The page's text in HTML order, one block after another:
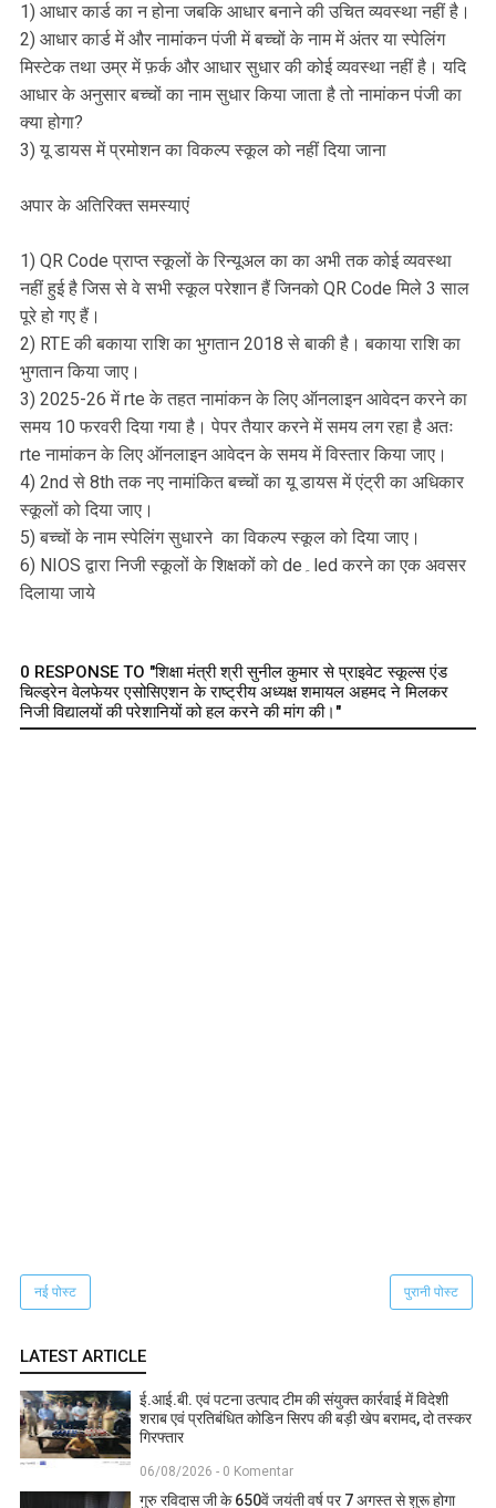
1) आधार कार्ड का न होना जबकि आधार बनाने की उचित व्यवस्था नहीं है।
2) आधार कार्ड में और नामांकन पंजी में बच्चों के नाम में अंतर या स्पेलिंग
मिस्टेक तथा उम्र में फ़र्क और आधार सुधार की कोई व्यवस्था नहीं है। यदि
आधार के अनुसार बच्चों का नाम सुधार किया जाता है तो नामांकन पंजी का
क्या होगा?
3) यू डायस में प्रमोशन का विकल्प स्कूल को नहीं दिया जाना
अपार के अतिरिक्त समस्याएं
1) QR Code प्राप्त स्कूलों के रिन्यूअल का का अभी तक कोई व्यवस्था
नहीं हुई है जिस से वे सभी स्कूल परेशान हैं जिनको QR Code मिले 3 साल
पूरे हो गए हैं।
2) RTE की बकाया राशि का भुगतान 2018 से बाकी है। बकाया राशि का
भुगतान किया जाए।
3) 2025-26 में rte के तहत नामांकन के लिए ऑनलाइन आवेदन करने का
समय 10 फरवरी दिया गया है। पेपर तैयार करने में समय लग रहा है अतः
rte नामांकन के लिए ऑनलाइन आवेदन के समय में विस्तार किया जाए।
4) 2nd से 8th तक नए नामांकित बच्चों का यू डायस में एंट्री का अधिकार
स्कूलों को दिया जाए।
5) बच्चों के नाम स्पेलिंग सुधारने का विकल्प स्कूल को दिया जाए।
6) NIOS द्वारा निजी स्कूलों के शिक्षकों को de۔led करने का एक अवसर
दिलाया जाये
0 RESPONSE TO "शिक्षा मंत्री श्री सुनील कुमार से प्राइवेट स्कूल्स एंड
चिल्ड्रेन वेलफेयर एसोसिएशन के राष्ट्रीय अध्यक्ष शमायल अहमद ने मिलकर
निजी विद्यालयों की परेशानियों को हल करने की मांग की।"
नई पोस्ट पुरानी पोस्ट
LATEST ARTICLE
ई.आई.बी. एवं पटना उत्पाद टीम की संयुक्त कार्रवाई में विदेशी
शराब एवं प्रतिबंधित कोडिन सिरप की बड़ी खेप बरामद, दो तस्कर
गिरफ्तार
06/08/2026 - 0 Komentar
गुरु रविदास जी के 650वें जयंती वर्ष पर 7 अगस्त से शुरू होगा